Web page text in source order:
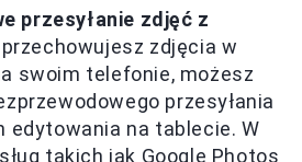
przesyłanie zdjęć z
zdjęcia w
swoim telefonie, możesz
przesyłania
edytowania na tablecie. W
takich jak Google Photos